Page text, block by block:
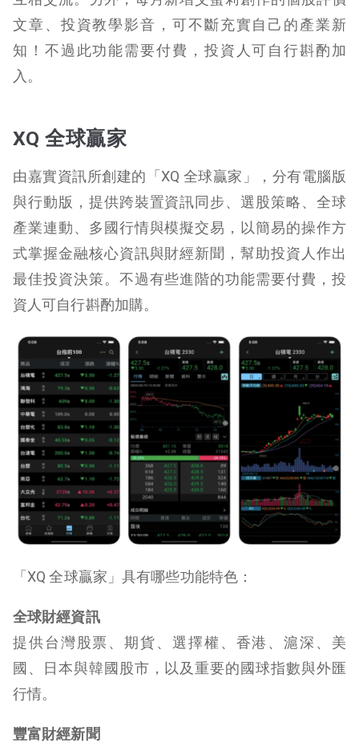
文章、投資教學影音，可不斷充實自己的產業新
知！不過此功能需要付費，投資人可自行斟酌加
入。
XQ 全球贏家
由嘉實資訊所創建的「XQ 全球贏家」，分有電腦版
與行動版，提供跨裝置資訊同步、選股策略、全球
產業連動、多國行情與模擬交易，以簡易的操作方
式掌握金融核心資訊與財經新聞，幫助投資人作出
最佳投資決策。不過有些進階的功能需要付費，投
資人可自行斟酌加購。
「XQ 全球贏家」具有哪些功能特色：
全球財經資訊
提供台灣股票、期貨、選擇權、香港、滬深、美
國、日本與韓國股市，以及重要的國球指數與外匯
行情。
豐富財經新聞